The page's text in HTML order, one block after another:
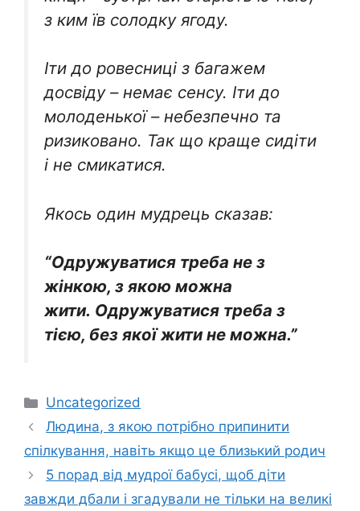
з ким їв солодку ягоду.
Іти до ровесниці з багажем
досвіду – немає сенсу. Іти до
молоденької – небезпечно та
ризиковано. Так що краще сидіти
і не смикатися.
Якось один мудрець сказав:
“Одружуватися треба не з
жінкою, з якою можна
жити. Одружуватися треба з
тією, без якої жити не можна.”
Категорії
Uncategorized
Людина, з якою потрібно припинити
спілкування, навіть якщо це близький родич
5 порад від мудрої бабусі, щоб діти
завжди дбали і згадували не тільки на великі